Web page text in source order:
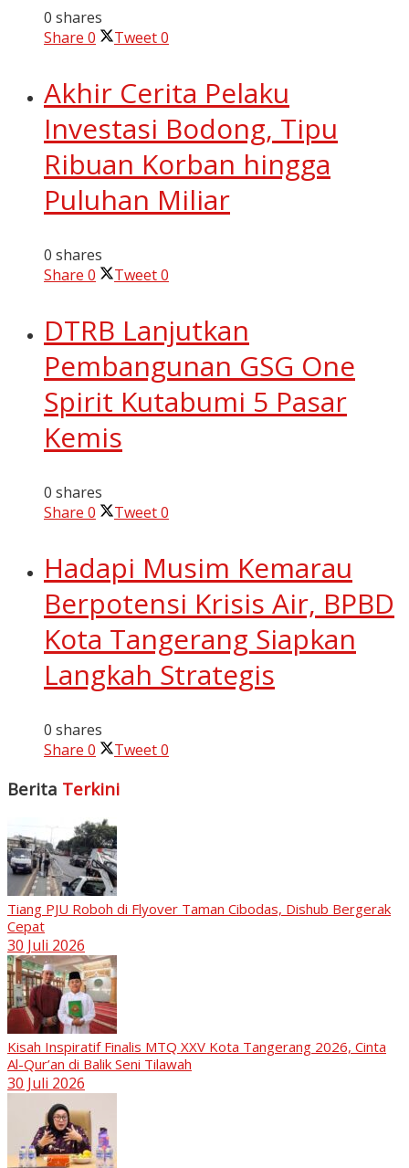
0 shares
Share 0 Tweet0
Akhir Cerita Pelaku
Investasi Bodong, Tipu
Ribuan Korban hingga
Puluhan Miliar
0 shares
Share 0 Tweet0
DTRB Lanjutkan
Pembangunan GSG One
Spirit Kutabumi 5 Pasar
Kemis
0 shares
Share 0 Tweet0
Hadapi Musim Kemarau
Berpotensi Krisis Air, BPBD
Kota Tangerang Siapkan
Langkah Strategis
0 shares
Share 0 Tweet0
Berita Terkini
Tiang PJU Roboh di Flyover Taman Cibodas, Dishub Bergerak
Cepat
30 Juli 2026
Kisah Inspiratif Finalis MTQ XXV Kota Tangerang 2026, Cinta
Al-Qur’an di Balik Seni Tilawah
30 Juli 2026